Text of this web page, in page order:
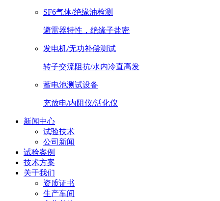
SF6气体/绝缘油检测
避雷器特性，绝缘子盐密
发电机/无功补偿测试
转子交流阻抗/水内冷直高发
蓄电池测试设备
充放电/内阻仪/活化仪
新闻中心
试验技术
公司新闻
试验案例
技术方案
关于我们
资质证书
生产车间